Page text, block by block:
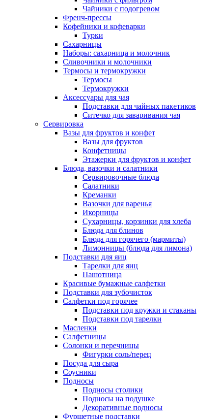
Чайники с подогревом
Френч-прессы
Кофейники и кофеварки
Турки
Сахарницы
Наборы: сахарница и молочник
Сливочники и молочники
Термосы и термокружки
Термосы
Термокружки
Аксессуары для чая
Подставки для чайных пакетиков
Ситечко для заваривания чая
Сервировка
Вазы для фруктов и конфет
Вазы для фруктов
Конфетницы
Этажерки для фруктов и конфет
Блюда, вазочки и салатники
Сервировочные блюда
Салатники
Креманки
Вазочки для варенья
Икорницы
Сухарницы, корзинки для хлеба
Блюда для блинов
Блюда для горячего (мармиты)
Лимонницы (блюда для лимона)
Подставки для яиц
Тарелки для яиц
Пашотница
Красивые бумажные салфетки
Подставки для зубочисток
Салфетки под горячее
Подставки под кружки и стаканы
Подставки под тарелки
Масленки
Салфетницы
Солонки и перечницы
Фигурки соль/перец
Посуда для сыра
Соусники
Подносы
Подносы столики
Подносы на подушке
Декоративные подносы
Фуршетные подставки